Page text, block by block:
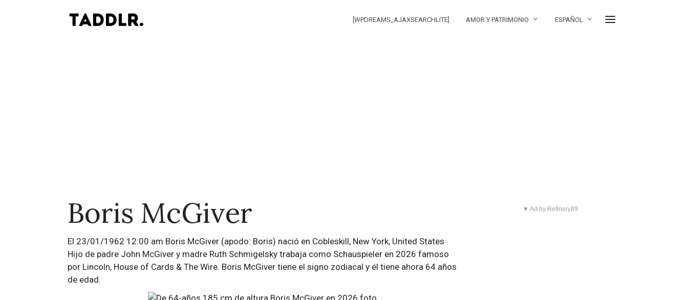
[WPDREAMS_AJAXSEARCHLITE] AMOR Y PATRIMONIO ESPAÑOL
Boris McGiver
El 23/01/1962 12:00 am Boris McGiver (apodo: Boris) nació en Cobleskill, New York, United States.
Hijo de padre John McGiver y madre Ruth Schmigelsky trabaja como Schauspieler en 2026 famoso
por Lincoln, House of Cards & The Wire. Boris McGiver tiene el signo zodiacal y él tiene ahora 64 años
de edad.
▼ Ad by Refinery89